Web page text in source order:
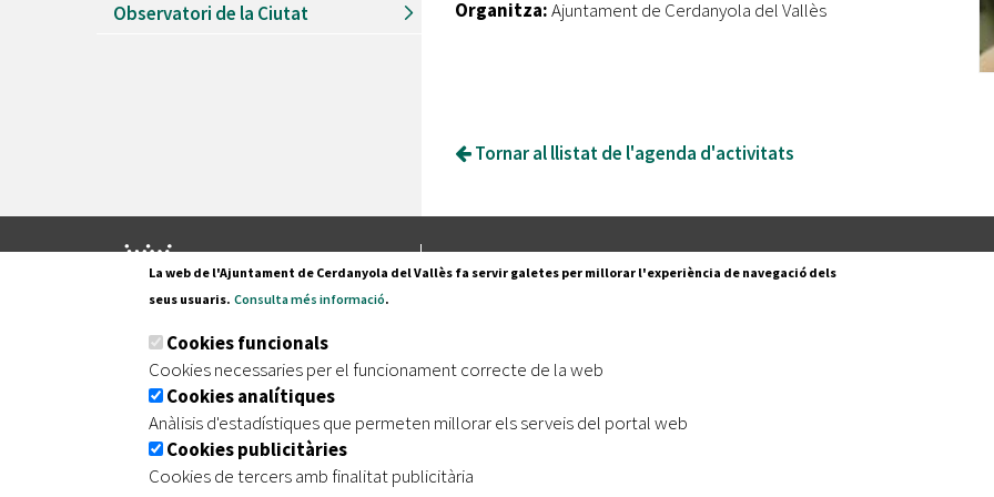
Observatori de la Ciutat Organitza:Ajuntament de Cerdanyola del Vallès
Tornar al llistat de l'agenda d'activitats
Pl. Francesc Layret, s/n
Segueix-nos a:
| Avís legal | Protecció de dades
La web de l'Ajuntament de Cerdanyola del Vallès fa servir galetes per millorar l'experiència de navegació dels
seus usuaris. Consulta més informació.
Cookies funcionals
Cookies necessaries per el funcionament correcte de la web
Cookies analítiques
Anàlisis d'estadístiques que permeten millorar els serveis del portal web
Cookies publicitàries
Cookies de tercers amb finalitat publicitària